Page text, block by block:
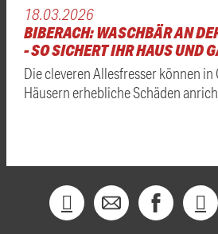
18.03.2026
BIBERACH: WASCHBÄR AN
SO SICHERT IHR HAUS UND
Die cleveren Allesfresser können in
Häusern erhebliche Schäden